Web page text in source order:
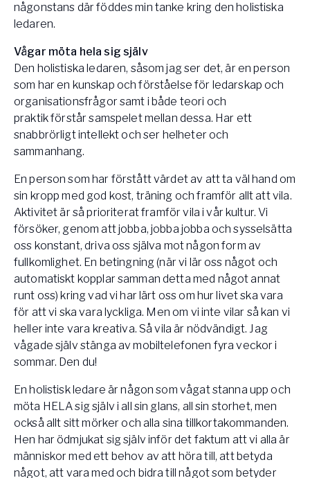
någonstans där föddes min tanke kring den holistiska
ledaren.
Vågar möta hela sig själv
Den holistiska ledaren, såsom jag ser det, är en person
som har en kunskap och förståelse för ledarskap och
organisationsfrågor samt i både teori och
praktik förstår samspelet mellan dessa. Har ett
snabbrörligt intellekt och ser helheter och
sammanhang.
En person som har förstått värdet av att ta väl hand om
sin kropp med god kost, träning och framför allt att vila.
Aktivitet är så prioriterat framför vila i vår kultur. Vi
försöker, genom att jobba, jobba jobba och sysselsätta
oss konstant, driva oss själva mot någon form av
fullkomlighet. En betingning (när vi lär oss något och
automatiskt kopplar samman detta med något annat
runt oss) kring vad vi har lärt oss om hur livet ska vara
för att vi ska vara lyckliga. Men om vi inte vilar så kan vi
heller inte vara kreativa. Så vila är nödvändigt. Jag
vågade själv stänga av mobiltelefonen fyra veckor i
sommar. Den du!
En holistisk ledare är någon som vågat stanna upp och
möta HELA sig själv i all sin glans, all sin storhet, men
också allt sitt mörker och alla sina tillkortakommanden.
Hen har ödmjukat sig själv inför det faktum att vi alla är
människor med ett behov av att höra till, att betyda
något, att vara med och bidra till något som betyder